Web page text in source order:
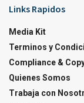
Links Rapidos
Media Kit
Terminos y
Compliance &
Quienes Somos
Trabaja con